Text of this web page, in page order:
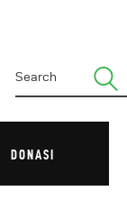
DONASI